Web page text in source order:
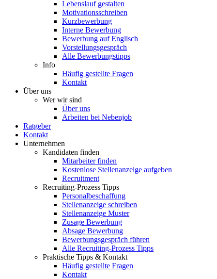
Lebenslauf gestalten
Motivationsschreiben
Kurzbewerbung
Interne Bewerbung
Bewerbung auf Englisch
Vorstellungsgespräch
Alle Bewerbungstipps
Info
Häufig gestellte Fragen
Kontakt
Über uns
Wer wir sind
Über uns
Arbeiten bei Nebenjob
Ratgeber
Kontakt
Unternehmen
Kandidaten finden
Mitarbeiter finden
Kostenlose Stellenanzeige aufgeben
Recruitment
Recruiting-Prozess Tipps
Personalbeschaffung
Stellenanzeige schreiben
Stellenanzeige Muster
Zusage Bewerbung
Absage Bewerbung
Bewerbungsgespräch führen
Alle Recruiting-Prozess Tipps
Praktische Tipps & Kontakt
Häufig gestellte Fragen
Kontakt